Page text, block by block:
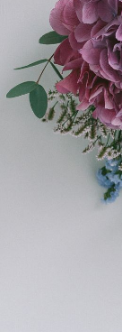
ん。ご了承く
Q. 配送日時
お花をベスト
指定はできませ
マトのアプリ
Q. 注文後に
ご注文後一定